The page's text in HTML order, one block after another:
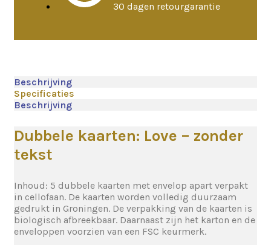
30 dagen retourgarantie
Beschrijving
Specificaties
Beschrijving
Dubbele kaarten: Love – zonder
tekst
Inhoud: 5 dubbele kaarten met envelop apart verpakt
in cellofaan. De kaarten worden volledig duurzaam
gedrukt in Groningen. De verpakking van de kaarten is
biologisch afbreekbaar. Daarnaast zijn het karton en de
enveloppen voorzien van een FSC keurmerk.